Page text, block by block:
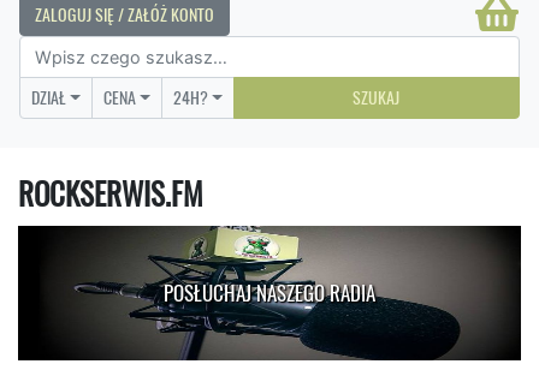
ZALOGUJ SIĘ / ZAŁÓŻ KONTO
DZIAŁ CENA 24H? SZUKAJ
ROCKSERWIS.FM
POSŁUCHAJ NASZEGO RADIA